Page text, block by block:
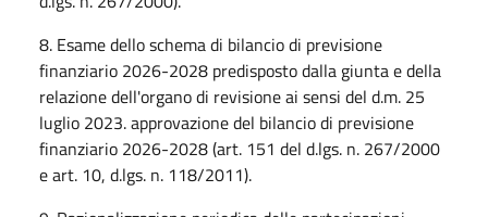
8. Esame dello schema di bilancio di previsione
finanziario 2026-2028 predisposto dalla giunta e della
relazione dell'organo di revisione ai sensi del d.m. 25
luglio 2023. approvazione del bilancio di previsione
finanziario 2026-2028 (art. 151 del d.lgs. n. 267/2000
e art. 10, d.lgs. n. 118/2011).